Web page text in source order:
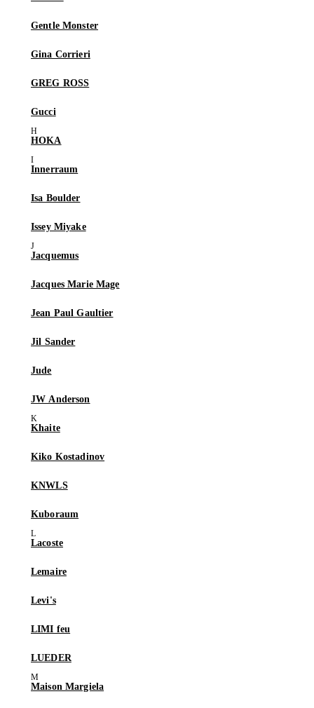
Gentle Monster
Gina Corrieri
GREG ROSS
Gucci
HOKA
Innerraum
Isa Boulder
Issey Miyake
Jacquemus
Jacques Marie Mage
Jean Paul Gaultier
Jil Sander
Jude
JW Anderson
Khaite
Kiko Kostadinov
KNWLS
Kuboraum
Lacoste
Lemaire
Levi's
LIMI feu
LUEDER
Maison Margiela